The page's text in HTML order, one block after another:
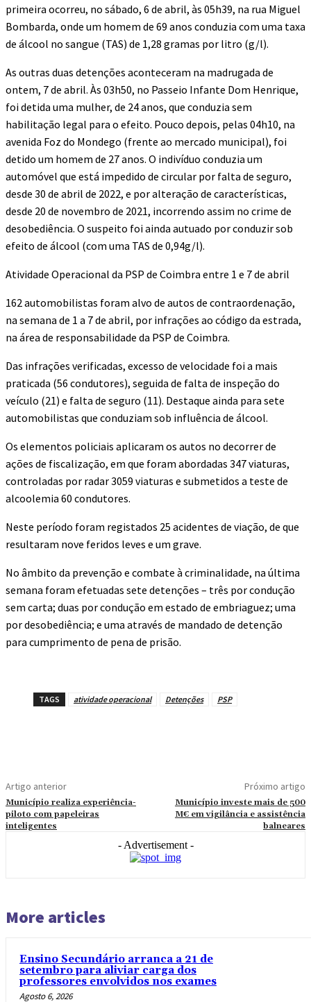
primeira ocorreu, no sábado, 6 de abril, às 05h39, na rua Miguel
Bombarda, onde um homem de 69 anos conduzia com uma taxa
de álcool no sangue (TAS) de 1,28 gramas por litro (g/l).
As outras duas detenções aconteceram na madrugada de
ontem, 7 de abril. Às 03h50, no Passeio Infante Dom Henrique,
foi detida uma mulher, de 24 anos, que conduzia sem
habilitação legal para o efeito. Pouco depois, pelas 04h10, na
avenida Foz do Mondego (frente ao mercado municipal), foi
detido um homem de 27 anos. O indivíduo conduzia um
automóvel que está impedido de circular por falta de seguro,
desde 30 de abril de 2022, e por alteração de características,
desde 20 de novembro de 2021, incorrendo assim no crime de
desobediência. O suspeito foi ainda autuado por conduzir sob
efeito de álcool (com uma TAS de 0,94g/l).
Atividade Operacional da PSP de Coimbra entre 1 e 7 de abril
162 automobilistas foram alvo de autos de contraordenação,
na semana de 1 a 7 de abril, por infrações ao código da estrada,
na área de responsabilidade da PSP de Coimbra.
Das infrações verificadas, excesso de velocidade foi a mais
praticada (56 condutores), seguida de falta de inspeção do
veículo (21) e falta de seguro (11). Destaque ainda para sete
automobilistas que conduziam sob influência de álcool.
Os elementos policiais aplicaram os autos no decorrer de
ações de fiscalização, em que foram abordadas 347 viaturas,
controladas por radar 3059 viaturas e submetidos a teste de
alcoolemia 60 condutores.
Neste período foram registados 25 acidentes de viação, de que
resultaram nove feridos leves e um grave.
No âmbito da prevenção e combate à criminalidade, na última
semana foram efetuadas sete detenções – três por condução
sem carta; duas por condução em estado de embriaguez; uma
por desobediência; e uma através de mandado de detenção
para cumprimento de pena de prisão.
TAGS atividade operacional Detenções PSP
Artigo anterior
Município realiza experiência-
piloto com papeleiras
inteligentes
Próximo artigo
Município investe mais de 500
M€ em vigilância e assistência
balneares
- Advertisement -
More articles
Ensino Secundário arranca a 21 de
setembro para aliviar carga dos
professores envolvidos nos exames
Agosto 6, 2026